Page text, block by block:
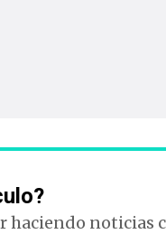
haciendo noticias